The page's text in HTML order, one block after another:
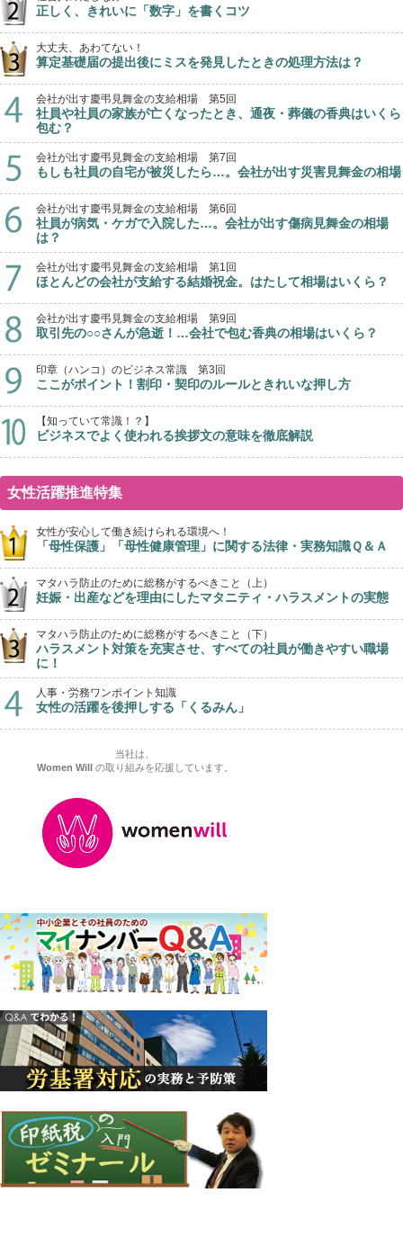
正しく、きれいに「数字」を書くコツ
大丈夫、あわてない！
算定基礎届の提出後にミスを発見したときの処理方法は？
会社が出す慶弔見舞金の支給相場 第5回
社員や社員の家族が亡くなったとき、通夜・葬儀の香典はいくら
包む？
会社が出す慶弔見舞金の支給相場 第7回
もしも社員の自宅が被災したら…。会社が出す災害見舞金の相場
会社が出す慶弔見舞金の支給相場 第6回
社員が病気・ケガで入院した…。会社が出す傷病見舞金の相場
は？
会社が出す慶弔見舞金の支給相場 第1回
ほとんどの会社が支給する結婚祝金。はたして相場はいくら？
会社が出す慶弔見舞金の支給相場 第9回
取引先の○○さんが急逝！…会社で包む香典の相場はいくら？
印章（ハンコ）のビジネス常識 第3回
ここがポイント！割印・契印のルールときれいな押し方
【知っていて常識！？】
ビジネスでよく使われる挨拶文の意味を徹底解説
女性活躍推進特集
女性が安心して働き続けられる環境へ！
「母性保護」「母性健康管理」に関する法律・実務知識Ｑ＆Ａ
マタハラ防止のために総務がするべきこと（上）
妊娠・出産などを理由にしたマタニティ・ハラスメントの実態
マタハラ防止のために総務がするべきこと（下）
ハラスメント対策を充実させ、すべての社員が働きやすい職場
に！
人事・労務ワンポイント知識
女性の活躍を後押しする「くるみん」
当社は、
Women Will
の取り組みを応援しています。